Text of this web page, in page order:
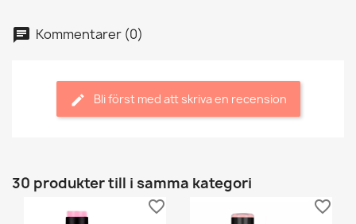
Kommentarer (0)
Bli först med att skriva en recension
30 produkter till i samma kategori
favorite_border favorite_border